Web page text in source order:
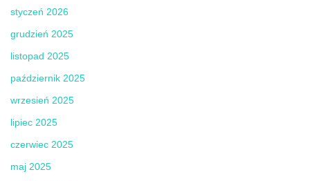
styczeń 2026
grudzień 2025
listopad 2025
październik 2025
wrzesień 2025
lipiec 2025
czerwiec 2025
maj 2025